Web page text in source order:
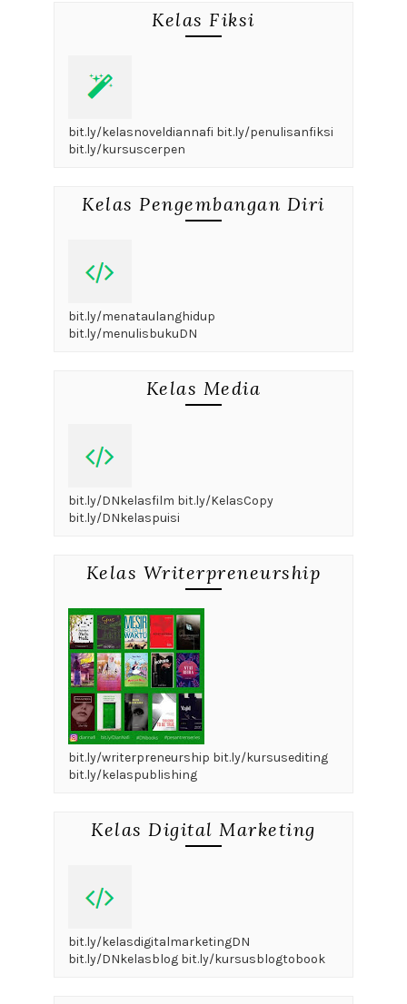
Kelas Fiksi
bit.ly/kelasnoveldiannafi bit.ly/penulisanfiksi
bit.ly/kursuscerpen
Kelas Pengembangan Diri
bit.ly/menataulanghidup
bit.ly/menulisbukuDN
Kelas Media
bit.ly/DNkelasfilm bit.ly/KelasCopy
bit.ly/DNkelaspuisi
Kelas Writerpreneurship
bit.ly/writerpreneurship bit.ly/kursusediting
bit.ly/kelaspublishing
Kelas Digital Marketing
bit.ly/kelasdigitalmarketingDN
bit.ly/DNkelasblog bit.ly/kursusblogtobook